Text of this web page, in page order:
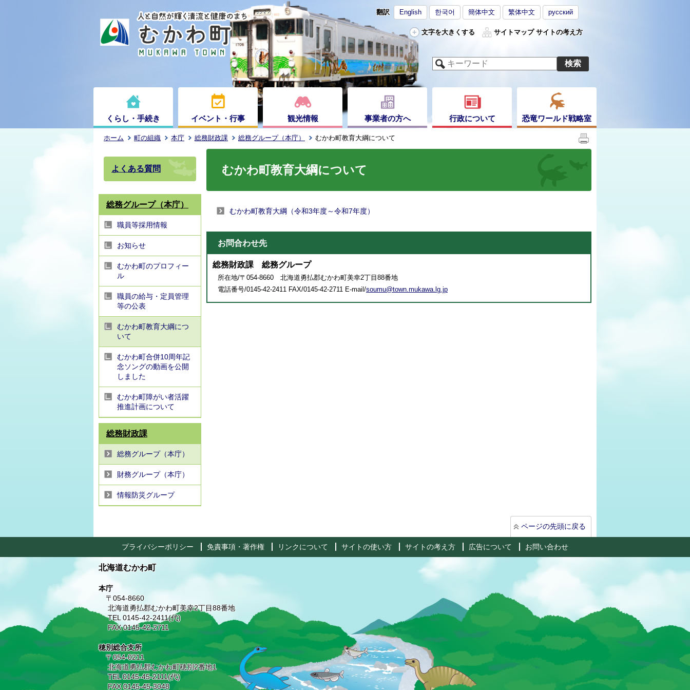
翻訳 English 한국어 簡体中文 繁体中文 русский
文字を大きくする サイトマップ サイトの考え方
くらし・手続き イベント・行事 観光情報 事業者の方へ 行政について 恐竜ワールド戦略室
ホーム 町の組織 本庁 総務財政課 総務グループ（本庁） むかわ町教育大綱について
よくある質問
総務グループ（本庁）
職員等採用情報
お知らせ
むかわ町のプロフィー
ル
職員の給与・定員管理
等の公表
むかわ町教育大綱につ
いて
むかわ町合併10周年記
念ソングの動画を公開
しました
むかわ町障がい者活躍
推進計画について
総務財政課
総務グループ（本庁）
財務グループ（本庁）
情報防災グループ
むかわ町教育大綱について
むかわ町教育大綱（令和3年度～令和7年度）
お問合わせ先
総務財政課 総務グループ
所在地/〒054-8660 北海道勇払郡むかわ町美幸2丁目88番地
電話番号/0145-42-2411 FAX/0145-42-2711 E-mail/soumu@town.mukawa.lg.jp
ページの先頭に戻る
プライバシーポリシー 免責事項・著作権 リンクについて サイトの使い方 サイトの考え方 広告について お問い合わせ
北海道むかわ町
本庁
〒054-8660
北海道勇払郡むかわ町美幸2丁目88番地
TEL 0145-42-2411(代)
FAX 0145-42-2711
穂別総合支所
〒054-0211
北海道勇払郡むかわ町穂別2番地1
TEL 0145-45-2111(代)
FAX 0145-45-3048